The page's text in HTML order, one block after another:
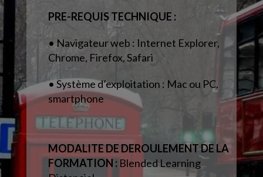
PRE-REQUIS TECHNIQUE :
• Navigateur web : Internet Explorer,
Chrome, Firefox, Safari
• Système d’exploitation : Mac ou PC,
smartphone
MODALITE DE DEROULEMENT DE LA
FORMATION : Blended Learning